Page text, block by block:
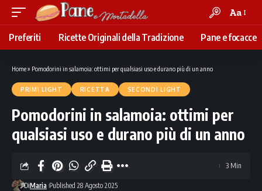
Font
Resizer
Aa
Preferiti Ricette Originali della Tradizione Pane e focacce
Home» Pomodorini in salamoia: ottimi per qualsiasi uso e durano più di un anno
PRIMI LIGHT RICETTA SECONDI LIGHT
Pomodorini in salamoia: ottimi per
qualsiasi uso e durano più di un anno
DiMaria Published 28 Agosto 2025
3 Min